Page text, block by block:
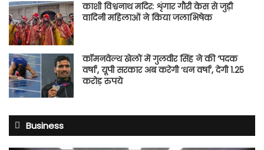
काशी विश्वनाथ मदिर: शृंगार गौरी केस से जुड़ी
वादिनी महिलाओं ने किया जलाभिषेक
कॉमनवेल्थ खेलों में गुलवीर सिंह ने की ‘पदक
वर्षा’, यूपी सरकार अब करेगी ‘धन वर्षा’, देगी 1.25
करोड़ रुपये
Business